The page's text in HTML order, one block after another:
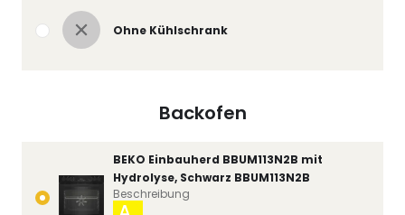
Ohne Kühlschrank
Backofen
BEKO Einbauherd BBUM113N2B mit
Hydrolyse, Schwarz BBUM113N2B
Beschreibung